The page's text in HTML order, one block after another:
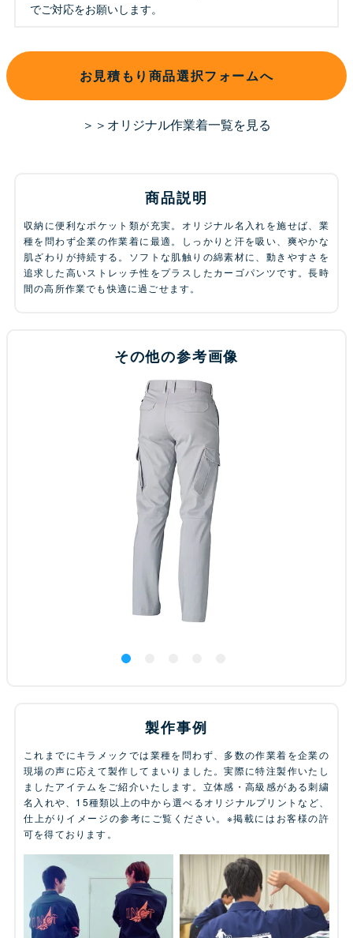
でご対応をお願いします。
お見積もり商品選択フォームへ
＞＞オリジナル作業着一覧を見る
商品説明
収納に便利なポケット類が充実。オリジナル名入れを施せば、業
種を問わず企業の作業着に最適。しっかりと汗を吸い、爽やかな
肌ざわりが持続する。ソフトな肌触りの綿素材に、動きやすさを
追求した高いストレッチ性をプラスしたカーゴパンツです。長時
間の高所作業でも快適に過ごせます。
その他の参考画像
製作事例
これまでにキラメックでは業種を問わず、多数の作業着を企業の
現場の声に応えて製作してまいりました。実際に特注製作いたし
ましたアイテムをご紹介いたします。立体感・高級感がある刺繍
名入れや、15種類以上の中から選べるオリジナルプリントなど、
仕上がりイメージの参考にご覧ください。※掲載にはお客様の許
可を得ております。